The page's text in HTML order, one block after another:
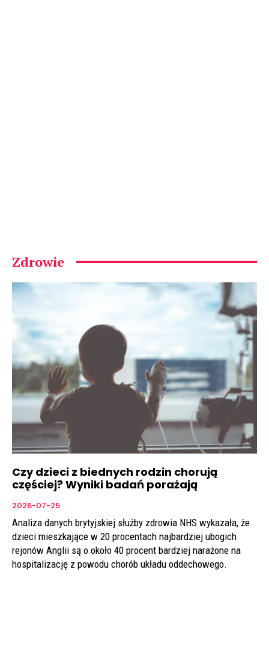
Zdrowie
Czy dzieci z biednych rodzin chorują
częściej? Wyniki badań porażają
2026-07-25
Analiza danych brytyjskiej służby zdrowia NHS wykazała, że
dzieci mieszkające w 20 procentach najbardziej ubogich
rejonów Anglii są o około 40 procent bardziej narażone na
hospitalizację z powodu chorób układu oddechowego.